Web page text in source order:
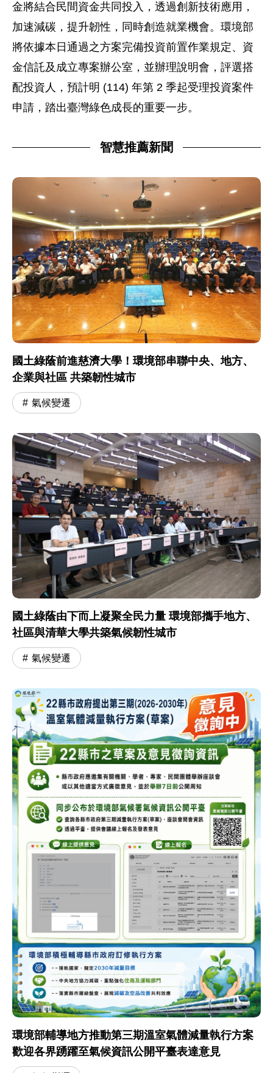
金將結合民間資金共同投入，透過創新技術應用，
加速減碳，提升韌性，同時創造就業機會。環境部
將依據本日通過之方案完備投資前置作業規定、資
金信託及成立專案辦公室，並辦理說明會，評選搭
配投資人，預計明 (114) 年第 2 季起受理投資案件
申請，踏出臺灣綠色成長的重要一步。
智慧推薦新聞
國土綠蔭前進慈濟大學！環境部串聯中央、地方、
企業與社區 共築韌性城市
氣候變遷
國土綠蔭由下而上凝聚全民力量 環境部攜手地方、
社區與清華大學共築氣候韌性城市
氣候變遷
環境部輔導地方推動第三期溫室氣體減量執行方案
歡迎各界踴躍至氣候資訊公開平臺表達意見